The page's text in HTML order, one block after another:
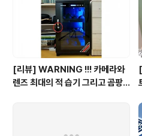
[리뷰] WARNING !!! 카메라와
렌즈 최대의 적 습기 그리고 곰팡